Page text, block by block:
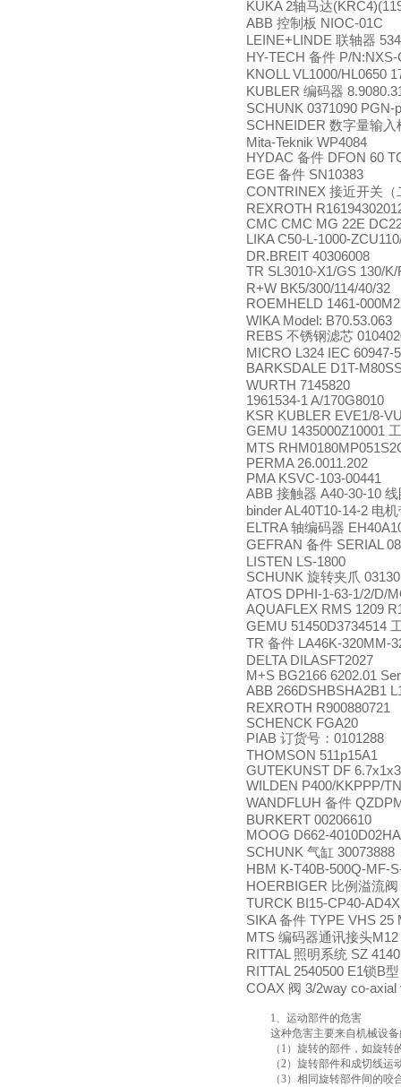
KUKA 2轴马达
ABB 控制板 NIOC-01C
LEINE+LINDE 联轴器
HY-TECH 备件 P/N:NXS-
KNOLL VL1000/HL0650
KUBLER 编码器
SCHUNK 0371090 PGN-
SCHNEIDER 数字量输入
Mita-Teknik WP4084
HYDAC 备件 DFON 60
EGE 备件 SN10383
CONTRINEX 接近开关（
REXROTH
CMC CMC MG 22E
LIKA C50-L-1000-
DR.BREIT 40306008
TR SL3010-X1/GS 130/K/
R+W BK5/300/114/40/32
ROEMHELD 1461-
WIKA Model: B70.53.063
REBS 不锈钢滤芯
MICRO L324 IEC 60947-
BARKSDALE D1T-
WURTH 7145820
1961534-1 A/170G8010
KSR KUBLER EVE1/8-
GEMU 1435000Z10001
MTS
PERMA 26.0011.202
PMA KSVC-103-00441
ABB 接触器 A40-30-10 线
binder AL40T10-14-2 电
ELTRA轴编码器
GEFRAN 备件 SERIAL
LISTEN LS-1800
SCHUNK 旋转夹爪
ATOS DPHI-1-63-1/2/D/
AQUAFLEX RMS 1209
GEMU 51450D3734514
TR 备件 LA46K-320MM-
DELTA DILASFT2027
M+S BG2166 6202.01
ABB 266DSHBSHA2B1
REXROTH R900880721
SCHENCK FGA20
PIAB 订货号： 0101288
THOMSON 511p15A1
GUTEKUNST DF
WILDEN P400/KKPPP/
WANDFLUH 备件
BURKERT 00206610
MOOG D662-
SCHUNK 气缸
HBM K-T40B-500Q-MF-
HOERBIGER 比例溢流阀
TURCK BI15-CP40-
SIKA备件 TYPE VHS 25
MTS 编码器通讯接头
RITTAL 照明系统 SZ
RITTAL 2540500 E1锁B型
COAX 阀 3/2way co-
1、运动部件的危害
这种危害主要来自机械设
（ 1 ）旋转的部件，如旋转
（2）旋转部件和成切线运
（3）相同旋转部件间的咬